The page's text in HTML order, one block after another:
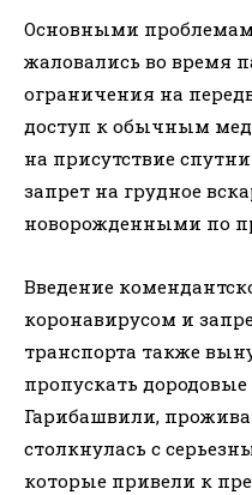
Основными
жаловались во время
ограничения на
доступ к обычным
на присутствие
запрет на грудное
новорожденными по
Введение
коронавирусом и
транспорта также
пропускать
Гарибашвили,
столкнулась с
которые привели к